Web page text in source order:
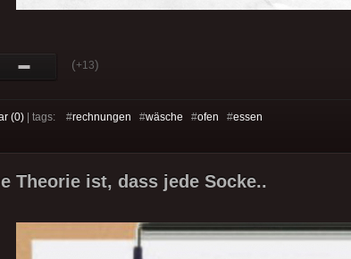
(+13)
(0) | tags: #rechnungen #wäsche #ofen #essen
Theorie ist, dass jede Socke..